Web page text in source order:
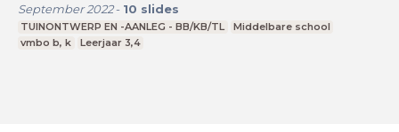
September 2022- 10 slides
TUINONTWERP EN -AANLEG - BB/KB/TL
Middelbare school
vmbo b, k
Leerjaar 3,4